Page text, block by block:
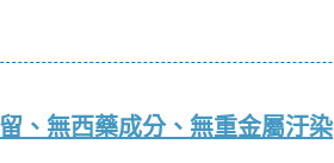
、無西藥成分、無重金屬汙染